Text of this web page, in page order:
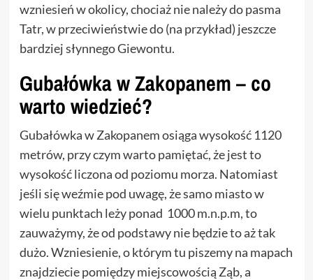
wzniesień w okolicy, chociaż nie należy do pasma
Tatr, w przeciwieństwie do (na przykład) jeszcze
bardziej słynnego Giewontu.
Gubałówka w Zakopanem – co
warto wiedzieć?
Gubałówka w Zakopanem osiąga wysokość 1120
metrów, przy czym warto pamiętać, że jest to
wysokość liczona od poziomu morza. Natomiast
jeśli się weźmie pod uwagę, że samo miasto w
wielu punktach leży ponad 1000 m.n.p.m, to
zauważymy, że od podstawy nie będzie to aż tak
dużo. Wzniesienie, o którym tu piszemy na mapach
znajdziecie pomiędzy miejscowością Ząb, a